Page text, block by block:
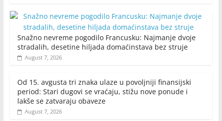
Snažno nevreme pogodilo Francusku: Najmanje dvoje
stradalih, desetine hiljada domaćinstava bez struje
August 7, 2026
Od 15. avgusta tri znaka ulaze u povoljniji finansijski
period: Stari dugovi se vraćaju, stižu nove ponude i
lakše se zatvaraju obaveze
August 7, 2026